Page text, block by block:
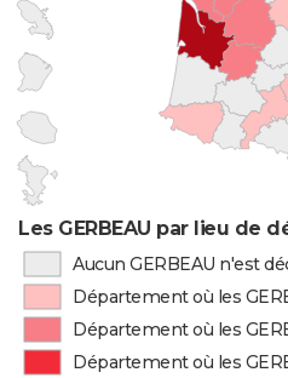
Les GERBEAU par lieu de
Aucun GERBEAU n'est
Département où les
Département où les
Département où les